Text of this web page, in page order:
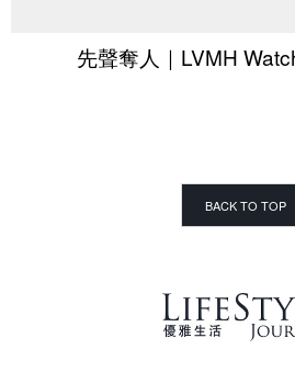
先聲奪人｜LVMH
BACK TO TOP